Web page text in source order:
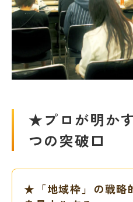
★プロが明か
つの突破口
★「地域枠」の戦略